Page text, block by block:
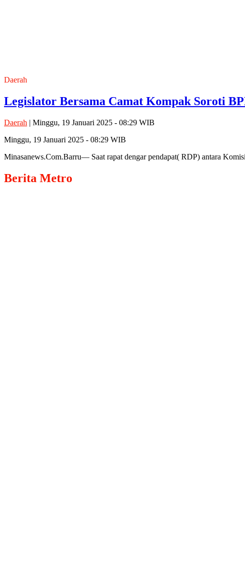
Daerah
Legislator Bersama Camat Kompak Soroti
Daerah | Minggu, 19 Januari 2025 - 08:29 WIB
Minggu, 19 Januari 2025 - 08:29 WIB
Minasanews.Com.Barru— Saat rapat dengar pendapat( RDP) antara
Berita Metro